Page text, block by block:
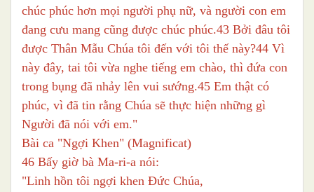
chúc phúc hơn mọi người phụ nữ, và người con em
đang cưu mang cũng được chúc phúc.43 Bởi đâu tôi
được Thân Mẫu Chúa tôi đến với tôi thế này?44 Vì
này đây, tai tôi vừa nghe tiếng em chào, thì đứa con
trong bụng đã nhảy lên vui sướng.45 Em thật có
phúc, vì đã tin rằng Chúa sẽ thực hiện những gì
Người đã nói với em."
Bài ca "Ngợi Khen" (Magnificat)
46 Bấy giờ bà Ma-ri-a nói:
"Linh hồn tôi ngợi khen Đức Chúa,